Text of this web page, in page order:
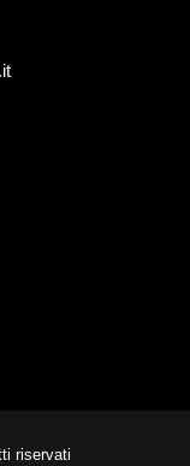
riservati